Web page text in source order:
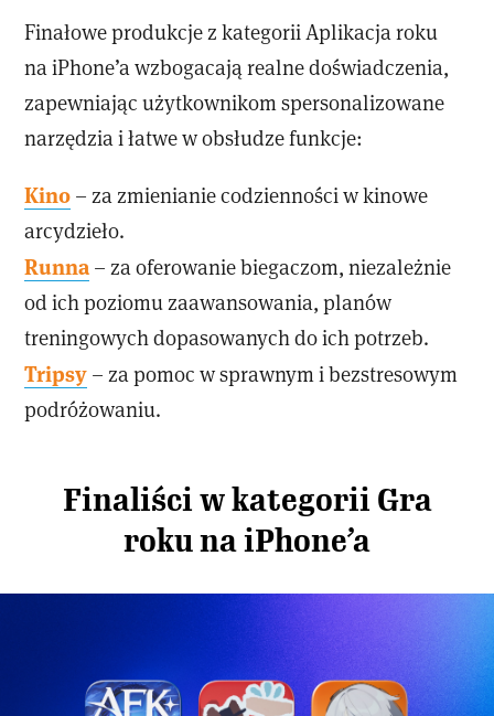
Finałowe produkcje z kategorii Aplikacja roku
na iPhone’a wzbogacają realne doświadczenia,
zapewniając użytkownikom spersonalizowane
narzędzia i łatwe w obsłudze funkcje:
Kino – za zmienianie codzienności w kinowe
arcydzieło.
Runna – za oferowanie biegaczom, niezależnie
od ich poziomu zaawansowania, planów
treningowych dopasowanych do ich potrzeb.
Tripsy – za pomoc w sprawnym i bezstresowym
podróżowaniu.
Finaliści w kategorii Gra
roku na iPhone’a